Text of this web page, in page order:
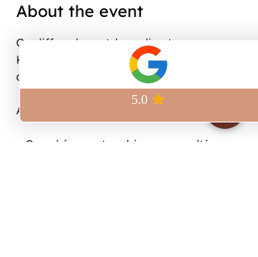
About the event
On diffuse le match en direct au
Kilomètre Zéro, à deux pas de la Place
de la République.
Au programme :
– Grand écran et ambiance survoltée